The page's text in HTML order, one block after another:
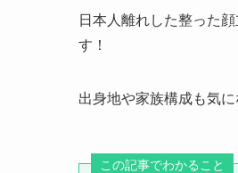
日本人離れした整った顔
す！
出身地や家族構成も気に
この記事でわかること